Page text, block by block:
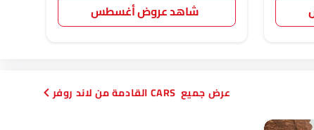
شاهد عروض أغسطس
CARS القادمة من لاند روفر